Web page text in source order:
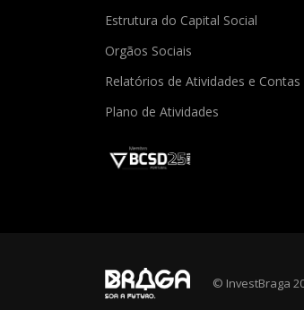
Estrutura do Capital Social
Orgãos Sociais
Relatórios de Atividades e Contas
Plano de Atividades
© InvestBraga